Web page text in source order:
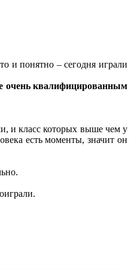
и понятно – сегодня играли
очень квалифицированным
и класс которых выше чем у
есть моменты, значит он